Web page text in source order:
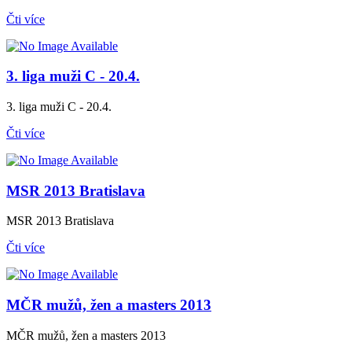
Čti více
3. liga muži C - 20.4.
3. liga muži C - 20.4.
Čti více
MSR 2013 Bratislava
MSR 2013 Bratislava
Čti více
MČR mužů, žen a masters 2013
MČR mužů, žen a masters 2013